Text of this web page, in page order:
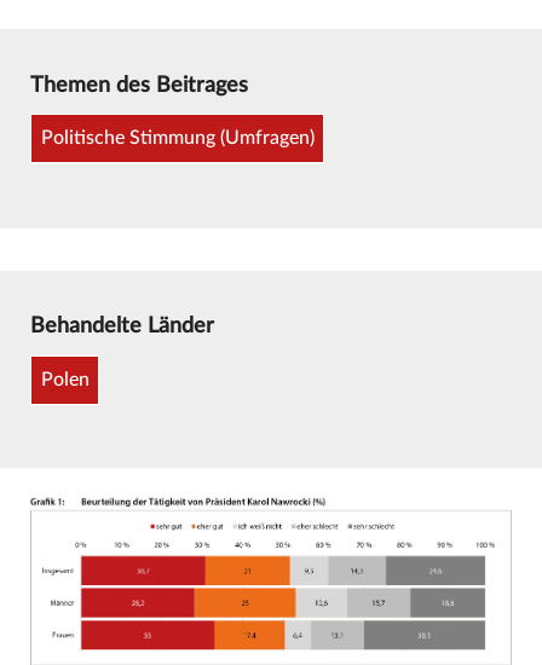
Themen des Beitrages
Politische Stimmung (Umfragen)
Behandelte Länder
Polen